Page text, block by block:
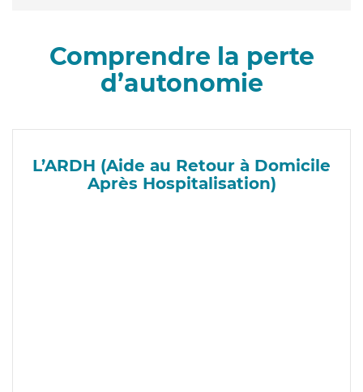
Comprendre la perte
d’autonomie
L’ARDH (Aide au Retour à Domicile
Après Hospitalisation)